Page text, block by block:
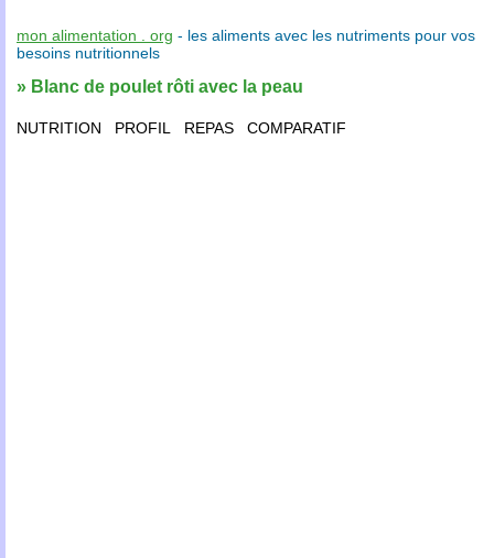
mon alimentation . org - les aliments avec les nutriments pour vos
besoins nutritionnels
» Blanc de poulet rôti avec la peau
NUTRITION PROFIL REPAS COMPARATIF